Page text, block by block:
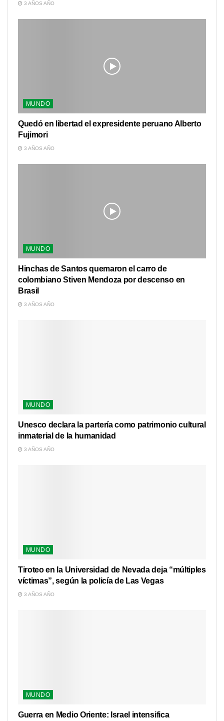
3 AÑOS AÑO
MUNDO
Quedó en libertad el expresidente peruano Alberto
Fujimori
3 AÑOS AÑO
MUNDO
Hinchas de Santos quemaron el carro de
colombiano Stiven Mendoza por descenso en
Brasil
3 AÑOS AÑO
MUNDO
Unesco declara la partería como patrimonio cultural
inmaterial de la humanidad
3 AÑOS AÑO
MUNDO
Tiroteo en la Universidad de Nevada deja “múltiples
víctimas”, según la policía de Las Vegas
3 AÑOS AÑO
MUNDO
Guerra en Medio Oriente: Israel intensifica